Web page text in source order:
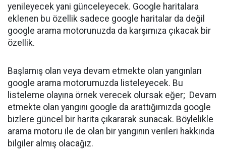
yenileyecek yani günceleyecek. Google haritalara
eklenen bu özellik sadece google haritalar da değil
google arama motorunuzda da karşımıza çıkacak bir
özellik.
Başlamış olan veya devam etmekte olan yangınları
google arama motorumuzda listeleyecek. Bu
listeleme olayına örnek verecek olursak eğer; Devam
etmekte olan yangını google da arattığımızda google
bizlere güncel bir harita çıkararak sunacak. Böylelikle
arama motoru ile de olan bir yangının verileri hakkında
bilgiler almış olacağız.